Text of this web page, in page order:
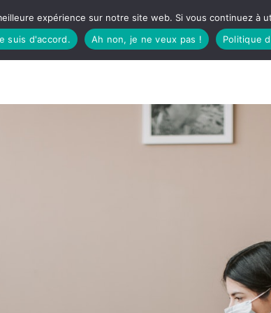
FÊTES BASQUES À MANGER CÔTÉ SORTIES
expérience sur notre site web. Si vous continuez à
suis d'accord.
Ah non, je ne veux pas ! Politique